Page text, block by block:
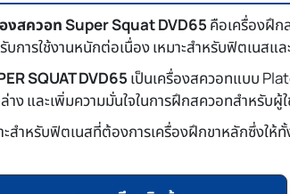
งสควอท Super Squat DVD65 คือเครื่องฝึก
บการใช้งานหนักต่อเนื่อง เหมาะสำหรับฟิตเนส
SQUAT DVD65 เป็นเครื่องสควอทแบบ
าง และเพิ่มความมั่นใจในการฝึกสควอทสำหรับผู้
ะสำหรับฟิตเนสที่ต้องการเครื่องฝึกขาหลักซึ่งให้